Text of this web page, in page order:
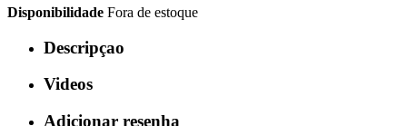
Disponibilidade Fora de estoque
Descripçao
Videos
Adicionar resenha